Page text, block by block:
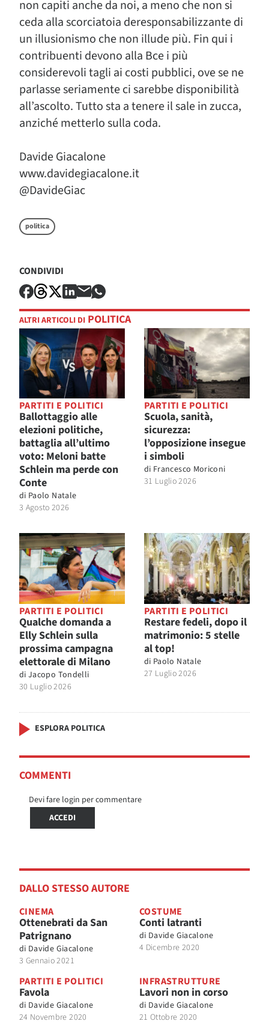
non capiti anche da noi, a meno che non si
ceda alla scorciatoia deresponsabilizzante di
un illusionismo che non illude più. Fin qui i
contribuenti devono alla Bce i più
considerevoli tagli ai costi pubblici, ove se ne
parlasse seriamente ci sarebbe disponibilità
all’ascolto. Tutto sta a tenere il sale in zucca,
anziché metterlo sulla coda.
Davide Giacalone
www.davidegiacalone.it
@DavideGiac
politica
CONDIVIDI
ALTRI ARTICOLI DI POLITICA
PARTITI E POLITICI
Ballottaggio alle
elezioni politiche,
battaglia all’ultimo
voto: Meloni batte
Schlein ma perde con
Conte
di Paolo Natale
3 Agosto 2026
PARTITI E POLITICI
Scuola, sanità,
sicurezza:
l’opposizione insegue
i simboli
di Francesco Moriconi
31 Luglio 2026
PARTITI E POLITICI
Qualche domanda a
Elly Schlein sulla
prossima campagna
elettorale di Milano
di Jacopo Tondelli
30 Luglio 2026
PARTITI E POLITICI
Restare fedeli, dopo il
matrimonio: 5 stelle
al top!
di Paolo Natale
27 Luglio 2026
ESPLORA POLITICA
COMMENTI
Devi fare login per commentare
ACCEDI
DALLO STESSO AUTORE
CINEMA
Ottenebrati da San
Patrignano
di Davide Giacalone
3 Gennaio 2021
COSTUME
Conti latranti
di Davide Giacalone
4 Dicembre 2020
PARTITI E POLITICI
Favola
di Davide Giacalone
24 Novembre 2020
INFRASTRUTTURE
Lavori non in corso
di Davide Giacalone
21 Ottobre 2020